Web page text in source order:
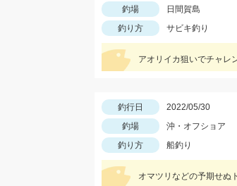
釣場
日間賀島
釣り方
サビキ釣り
アオリイカ狙いでチャレ
釣行日 2022/05/30
釣場
沖・オフショア
釣り方
船釣り
オマツリなどの予期せぬ